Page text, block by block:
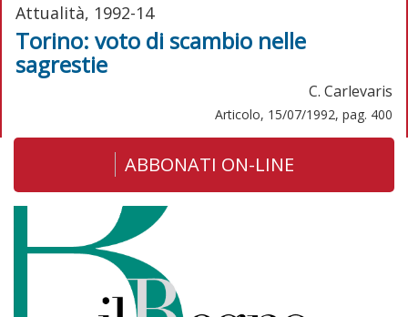
Attualità, 1992-14
Torino: voto di scambio nelle
sagrestie
C. Carlevaris
Articolo, 15/07/1992, pag. 400
ABBONATI ON-LINE